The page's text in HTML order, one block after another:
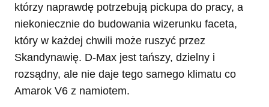
którzy naprawdę potrzebują pickupa do pracy, a
niekoniecznie do budowania wizerunku faceta,
który w każdej chwili może ruszyć przez
Skandynawię. D-Max jest tańszy, dzielny i
rozsądny, ale nie daje tego samego klimatu co
Amarok V6 z namiotem.